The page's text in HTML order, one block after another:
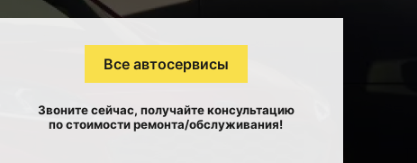
Все автосервисы
Звоните сейчас, получайте консультацию
по стоимости ремонта/обслуживания!